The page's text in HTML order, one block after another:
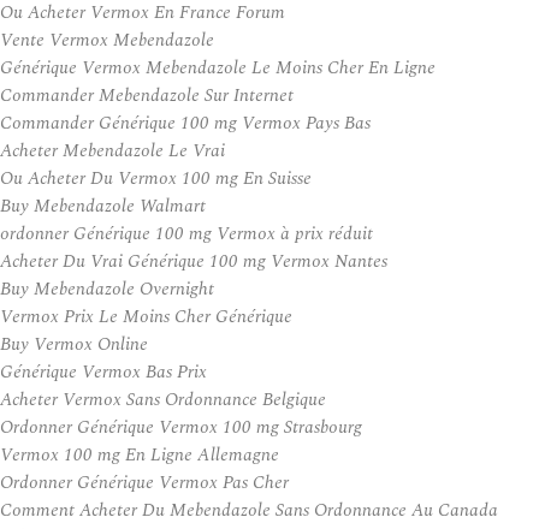
Ou Acheter Vermox En France Forum
Vente Vermox Mebendazole
Générique Vermox Mebendazole Le Moins Cher En Ligne
Commander Mebendazole Sur Internet
Commander Générique 100 mg Vermox Pays Bas
Acheter Mebendazole Le Vrai
Ou Acheter Du Vermox 100 mg En Suisse
Buy Mebendazole Walmart
ordonner Générique 100 mg Vermox à prix réduit
Acheter Du Vrai Générique 100 mg Vermox Nantes
Buy Mebendazole Overnight
Vermox Prix Le Moins Cher Générique
Buy Vermox Online
Générique Vermox Bas Prix
Acheter Vermox Sans Ordonnance Belgique
Ordonner Générique Vermox 100 mg Strasbourg
Vermox 100 mg En Ligne Allemagne
Ordonner Générique Vermox Pas Cher
Comment Acheter Du Mebendazole Sans Ordonnance Au Canada